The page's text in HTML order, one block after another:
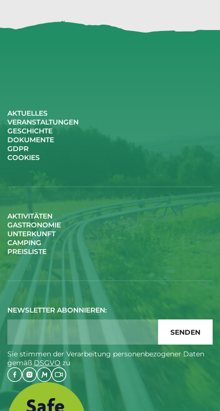
AKTUELLES
VERANSTALTUNGEN
GESCHICHTE
DOKUMENTE
GDPR
COOKIES
AKTIVITÄTEN
GASTRONOMIE
UNTERKUNFT
CAMPING
PREISLISTE
NEWSLETTER ABONNIEREN:
Sie stimmen der Verarbeitung personenbezogener Daten
gemäß DSGVO zu